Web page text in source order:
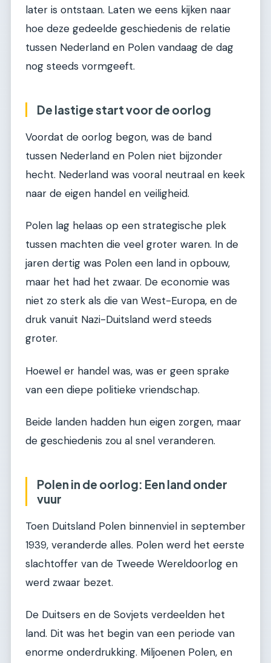
later is ontstaan. Laten we eens kijken naar
hoe deze gedeelde geschiedenis de relatie
tussen Nederland en Polen vandaag de dag
nog steeds vormgeeft.
De lastige start voor de oorlog
Voordat de oorlog begon, was de band
tussen Nederland en Polen niet bijzonder
hecht. Nederland was vooral neutraal en keek
naar de eigen handel en veiligheid.
Polen lag helaas op een strategische plek
tussen machten die veel groter waren. In de
jaren dertig was Polen een land in opbouw,
maar het had het zwaar. De economie was
niet zo sterk als die van West-Europa, en de
druk vanuit Nazi-Duitsland werd steeds
groter.
Hoewel er handel was, was er geen sprake
van een diepe politieke vriendschap.
Beide landen hadden hun eigen zorgen, maar
de geschiedenis zou al snel veranderen.
Polen in de oorlog: Een land onder
vuur
Toen Duitsland Polen binnenviel in september
1939, veranderde alles. Polen werd het eerste
slachtoffer van de Tweede Wereldoorlog en
werd zwaar bezet.
De Duitsers en de Sovjets verdeelden het
land. Dit was het begin van een periode van
enorme onderdrukking. Miljoenen Polen, en